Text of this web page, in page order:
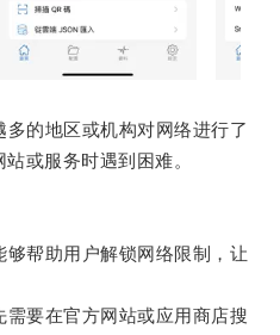
的地区或机构对网络进行了
或服务时遇到困难。
帮助用户解锁网络限制，让
要在官方网站或应用商店搜